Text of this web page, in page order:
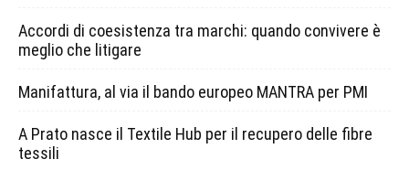
Accordi di coesistenza tra marchi: quando convivere è
meglio che litigare
Manifattura, al via il bando europeo MANTRA per PMI
A Prato nasce il Textile Hub per il recupero delle fibre
tessili